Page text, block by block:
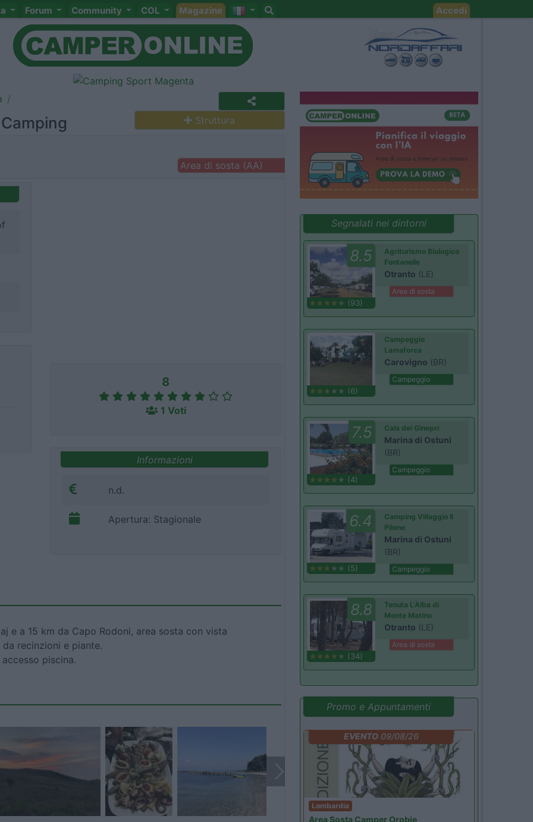
Forum Community COL Magazine Accedi
Struttura
Area di sosta (AA)
8
1 Voti
Informazioni
n.d.
Apertura: Stagionale
e a 15 km da Capo Rodoni, area sosta con vista
recinzioni e piante.
piscina.
Segnalati nei dintorni
8.5
(93)
Agriturismo Biologico
Fontanelle
Otranto (LE)
Area di sosta
(6)
Campeggio
Lamaforca
Carovigno (BR)
Campeggio
7.5
(4)
Cala dei Ginepri
Marina di Ostuni
(BR)
Campeggio
6.4
(5)
Camping Villaggio Il
Pilone
Marina di Ostuni
(BR)
Campeggio
8.8
(34)
Tenuta L'Alba di
Monte Matino
Otranto (LE)
Area di sosta
Promo e Appuntamenti
EVENTO09/08/26
Lombardia
Area Sosta Camper Orobie